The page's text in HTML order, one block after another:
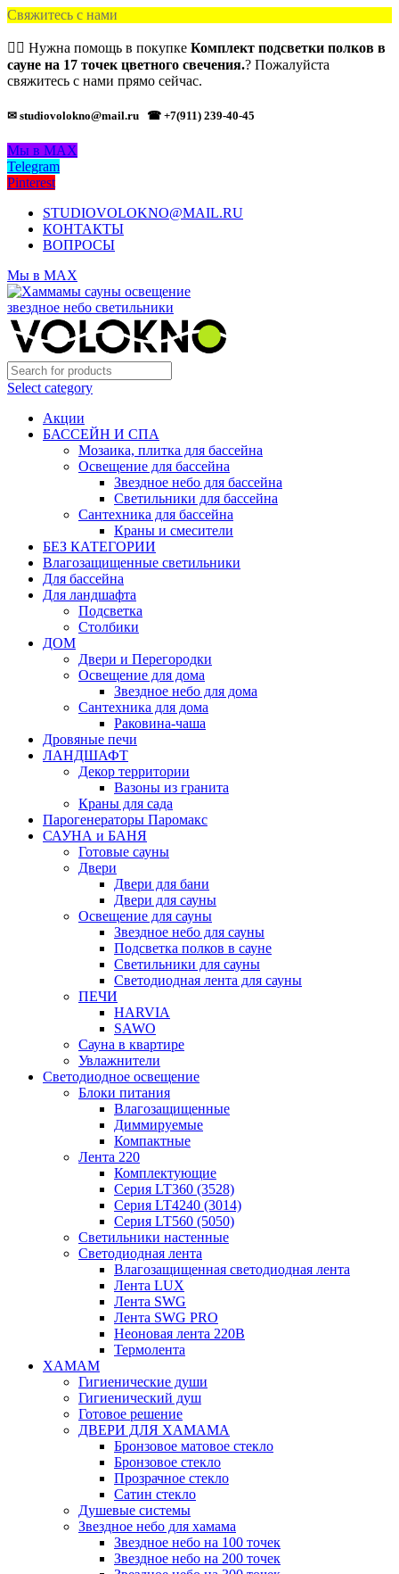
Свяжитесь с нами
🙋‍♂️ Нужна помощь в покупке Комплект подсветки полков в
сауне на 17 точек цветного свечения.? Пожалуйста
свяжитесь с нами прямо сейчас.
✉ studiovolokno@mail.ru ☎ +7(911) 239-40-45
Мы в MAX
Telegram
Pinterest
STUDIOVOLOKNO@MAIL.RU
КОНТАКТЫ
ВОПРОСЫ
Мы в MAX
Select category
Акции
БАССЕЙН И СПА
Мозаика, плитка для бассейна
Освещение для бассейна
Звездное небо для бассейна
Светильники для бассейна
Сантехника для бассейна
Краны и смесители
БЕЗ КАТЕГОРИИ
Влагозащищенные светильники
Для бассейна
Для ландшафта
Подсветка
Столбики
ДОМ
Двери и Перегородки
Освещение для дома
Звездное небо для дома
Сантехника для дома
Раковина-чаша
Дровяные печи
ЛАНДШАФТ
Декор территории
Вазоны из гранита
Краны для сада
Парогенераторы Паромакс
САУНА и БАНЯ
Готовые сауны
Двери
Двери для бани
Двери для сауны
Освещение для сауны
Звездное небо для сауны
Подсветка полков в сауне
Светильники для сауны
Светодиодная лента для сауны
ПЕЧИ
HARVIA
SAWO
Сауна в квартире
Увлажнители
Светодиодное освещение
Блоки питания
Влагозащищенные
Диммируемые
Компактные
Лента 220
Комплектующие
Серия LT360 (3528)
Серия LT4240 (3014)
Серия LT560 (5050)
Светильники настенные
Светодиодная лента
Влагозащищенная светодиодная лента
Лента LUX
Лента SWG
Лента SWG PRO
Неоновая лента 220В
Термолента
ХАМАМ
Гигиенические души
Гигиенический душ
Готовое решение
ДВЕРИ ДЛЯ ХАМАМА
Бронзовое матовое стекло
Бронзовое стекло
Прозрачное стекло
Сатин стекло
Душевые системы
Звездное небо для хамама
Звездное небо на 100 точек
Звездное небо на 200 точек